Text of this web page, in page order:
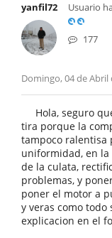
yanfil72 Usuario
177
Domingo, 04 de Abril
Hola, seguro
tira porque la
tampoco ralentisa
uniformidad, en la
de la culata,
problemas, y
poner el motor a
y veras como todo
explicacion en el